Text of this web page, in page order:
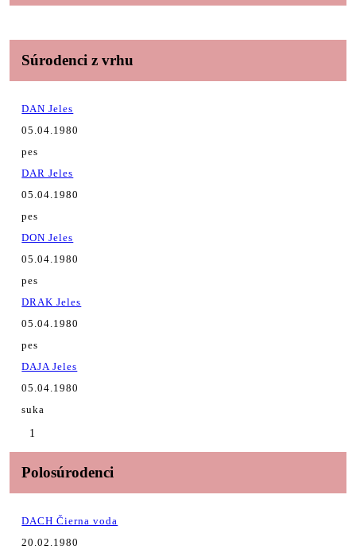
Súrodenci z vrhu
DAN Jeles
05.04.1980
pes
DAR Jeles
05.04.1980
pes
DON Jeles
05.04.1980
pes
DRAK Jeles
05.04.1980
pes
DAJA Jeles
05.04.1980
suka
1
Polosúrodenci
DACH Čierna voda
20.02.1980